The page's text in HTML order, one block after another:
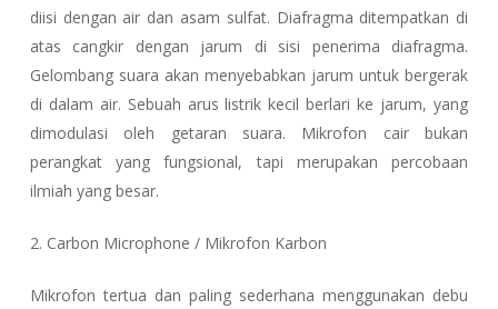
diisi dengan air dan asam sulfat. Diafragma ditempatkan di
atas cangkir dengan jarum di sisi penerima diafragma.
Gelombang suara akan menyebabkan jarum untuk bergerak
di dalam air. Sebuah arus listrik kecil berlari ke jarum, yang
dimodulasi oleh getaran suara. Mikrofon cair bukan
perangkat yang fungsional, tapi merupakan percobaan
ilmiah yang besar.
2. Carbon Microphone / Mikrofon Karbon
Mikrofon tertua dan paling sederhana menggunakan debu